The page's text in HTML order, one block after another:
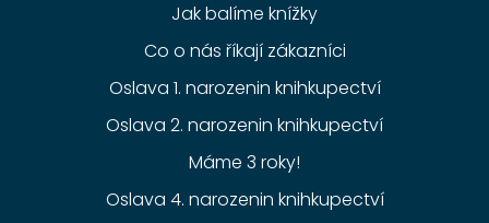
Jak balíme knížky
Co o nás říkají zákazníci
Oslava 1. narozenin knihkupectví
Oslava 2. narozenin knihkupectví
Máme 3 roky!
Oslava 4. narozenin knihkupectví